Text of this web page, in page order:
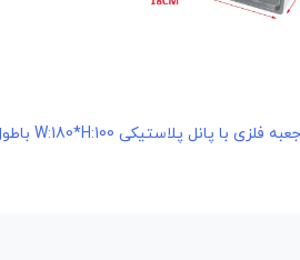
جعبه فلزی با پانل پلاستیکی W:180*H:100 باطول ۲۰ سانت